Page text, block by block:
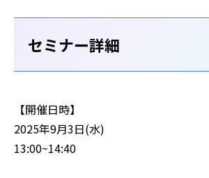
セミナー詳細
【開催日時】
2025年9月3日(水)
13:00~14:40